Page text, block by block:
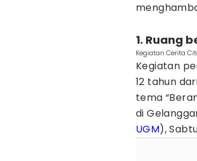
1. Ruang
Kegiatan Cerita
Kegiatan
12 tahun
tema
di
UGM),